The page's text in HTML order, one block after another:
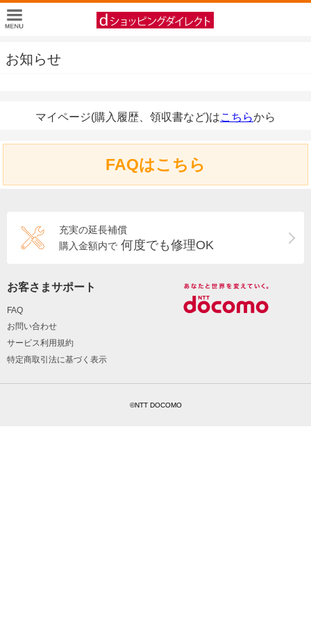
お知らせ
マイページ(購入履歴、領収書など)はこちらから
FAQはこちら
充実の延長補償
購入金額内で 何度でも修理OK
お客さまサポート
FAQ
お問い合わせ
サービス利用規約
特定商取引法に基づく表示
©NTT DOCOMO